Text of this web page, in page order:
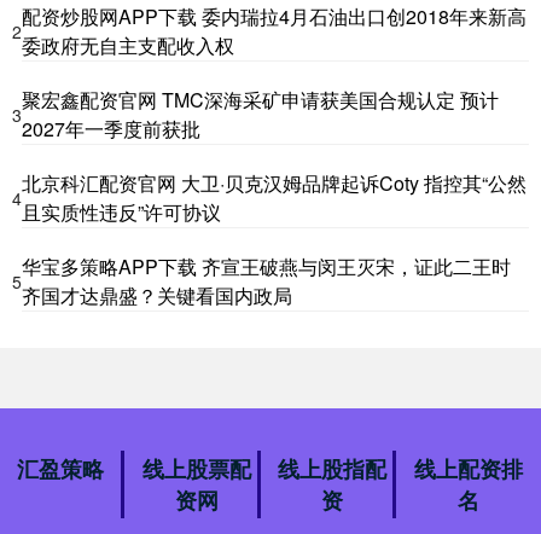
2
配资炒股网APP下载 委内瑞拉4月石油出口创2018年来新高
委政府无自主支配收入权
3
聚宏鑫配资官网 TMC深海采矿申请获美国合规认定 预计
2027年一季度前获批
4
北京科汇配资官网 大卫·贝克汉姆品牌起诉Coty 指控其“公然
且实质性违反”许可协议
5
华宝多策略APP下载 齐宣王破燕与闵王灭宋，证此二王时
齐国才达鼎盛？关键看国内政局
汇盈策略
线上股票配
资网
线上股指配
资
线上配资排
名